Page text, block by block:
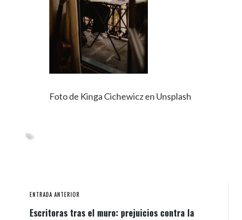
Foto de Kinga Cichewicz en Unsplash
ENTRADA ANTERIOR
Escritoras tras el muro: prejuicios contra la